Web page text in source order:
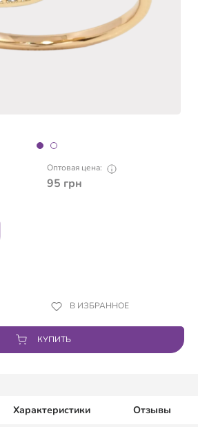
Оптовая цена:
95 грн
В ИЗБРАННОЕ
КУПИТЬ
Характеристики Отзывы